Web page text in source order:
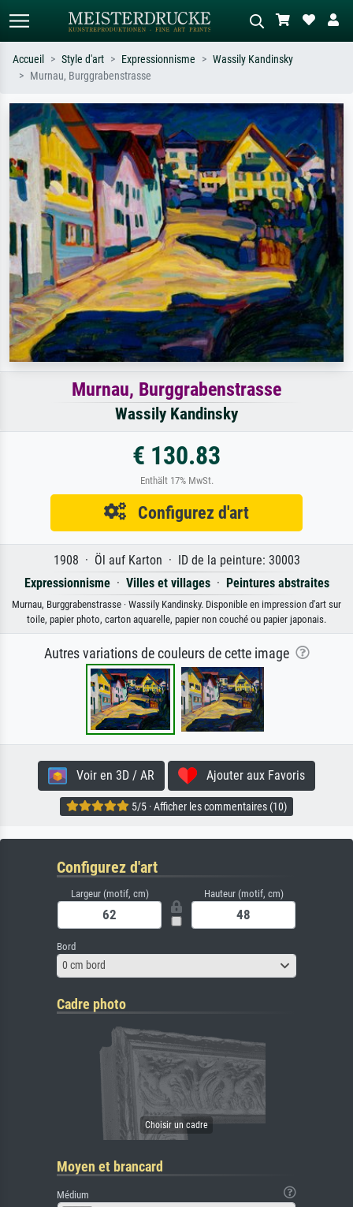
Recherchez par artiste, titre ou style –
ex. Monet, Nuit étoilée,
impressionnisme, vague de Hokusai,
nu.
Décrivez la scène – ex. prairie verte,
abstrait avec beaucoup de rouge,
tableau sombre, nu debout près d'un
arbre.
Accueil Style d'art Expressionnisme
Wassily Kandinsky
Murnau, Burggrabenstrasse
Murnau, Burggrabenstrasse
Wassily Kandinsky
€ 130.83
Enthält 17% MwSt.
Configurez d'art
1908 · Öl auf Karton · ID de la peinture: 30003
Expressionnisme· Villes et villages· Peintures abstraites
Murnau, Burggrabenstrasse · Wassily Kandinsky. Disponible en impression d'art sur
toile, papier photo, carton aquarelle, papier non couché ou papier japonais.
Autres variations de couleurs de cette image
Voir en 3D / AR Ajouter aux Favoris
5/5 · Afficher les commentaires (10)
Configurez d'art
Largeur (motif, cm) Hauteur (motif, cm)
Bord
0 cm bord
Cadre photo
Moyen et brancard
Médium